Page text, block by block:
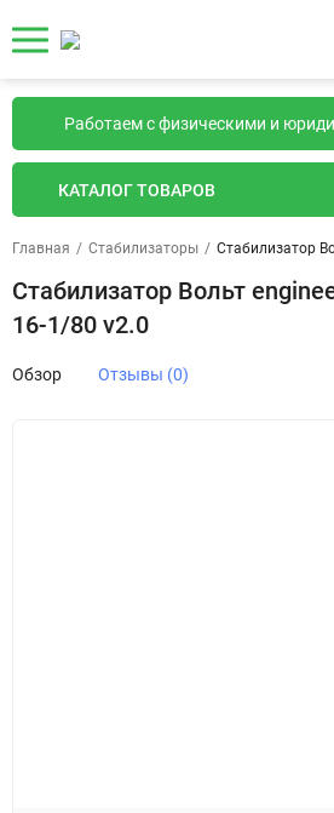
Работаем с физическими и
КАТАЛОГ ТОВАРОВ
Главная / Стабилизаторы / Стабилизатор
Стабилизатор Вольт
16-1/80 v2.0
Обзор Отзывы (0)